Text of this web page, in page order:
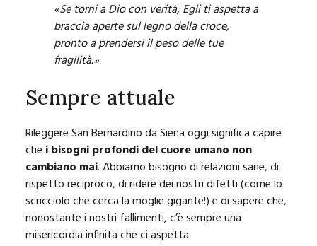
«Se torni a Dio con verità, Egli ti aspetta a
braccia aperte sul legno della croce,
pronto a prendersi il peso delle tue
fragilità.»
Sempre attuale
Rileggere San Bernardino da Siena oggi significa capire
che i bisogni profondi del cuore umano non
cambiano mai. Abbiamo bisogno di relazioni sane, di
rispetto reciproco, di ridere dei nostri difetti (come lo
scricciolo che cerca la moglie gigante!) e di sapere che,
nonostante i nostri fallimenti, c’è sempre una
misericordia infinita che ci aspetta.